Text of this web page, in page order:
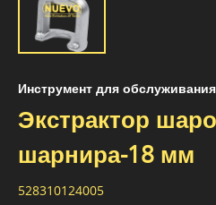
Инструмент для
Экстрактор
шарнира-18 мм
528310124005